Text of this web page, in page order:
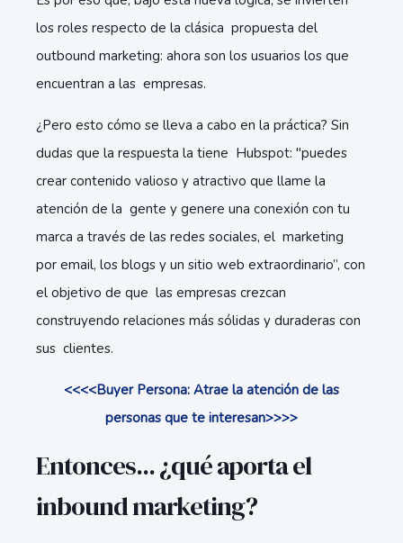
los roles respecto de la clásica propuesta del
outbound marketing: ahora son los usuarios los que
encuentran a las empresas.
¿Pero esto cómo se lleva a cabo en la práctica? Sin
dudas que la respuesta la tiene Hubspot: "puedes
crear contenido valioso y atractivo que llame la
atención de la gente y genere una conexión con tu
marca a través de las redes sociales, el marketing
por email, los blogs y un sitio web extraordinario”, con
el objetivo de que las empresas crezcan
construyendo relaciones más sólidas y duraderas con
sus clientes.
<<<<Buyer Persona: Atrae la atención de las
personas que te interesan>>>>
Entonces... ¿qué aporta el
inbound marketing?